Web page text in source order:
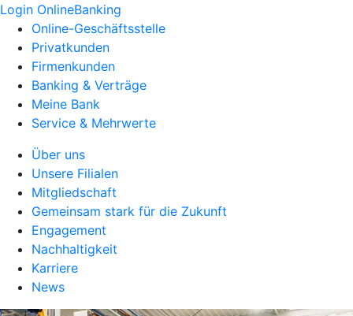
Login OnlineBanking
Online-Geschäftsstelle
Privatkunden
Firmenkunden
Banking & Verträge
Meine Bank
Service & Mehrwerte
Über uns
Unsere Filialen
Mitgliedschaft
Gemeinsam stark für die Zukunft
Engagement
Nachhaltigkeit
Karriere
News